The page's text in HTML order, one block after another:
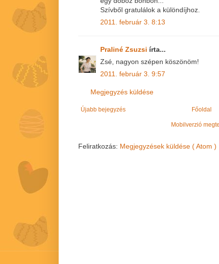
Szívből gratulálok a különdíjhoz.
2011. február 3. 8:13
Praliné Zsuzsi írta...
Zsé, nagyon szépen köszönöm!
2011. február 3. 9:57
Megjegyzés küldése
Újabb bejegyzés Főoldal
Mobilverzió
Feliratkozás: Megjegyzések küldése ( Atom )